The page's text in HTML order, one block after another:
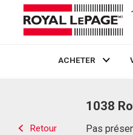
ACHETER
Retour
1038
Pas